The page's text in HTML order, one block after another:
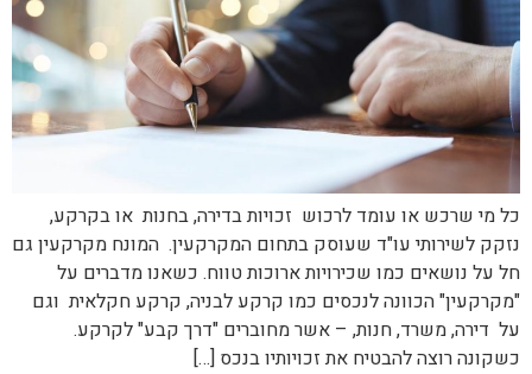
כל מי שרכש או עומד לרכוש זכויות בדירה, בחנות או בקרקע,
נזקק לשירותי עו"ד שעוסק בתחום המקרקעין. המונח מקרקעין גם
חל על נושאים כמו שכירויות ארוכות טווח. כשאנו מדברים על
"מקרקעין" הכוונה לנכסים כמו קרקע לבניה, קרקע חקלאית וגם
על דירה, משרד, חנות, – אשר מחוברים "דרך קבע" לקרקע.
כשקונה רוצה להבטיח את זכויותיו בנכס […]